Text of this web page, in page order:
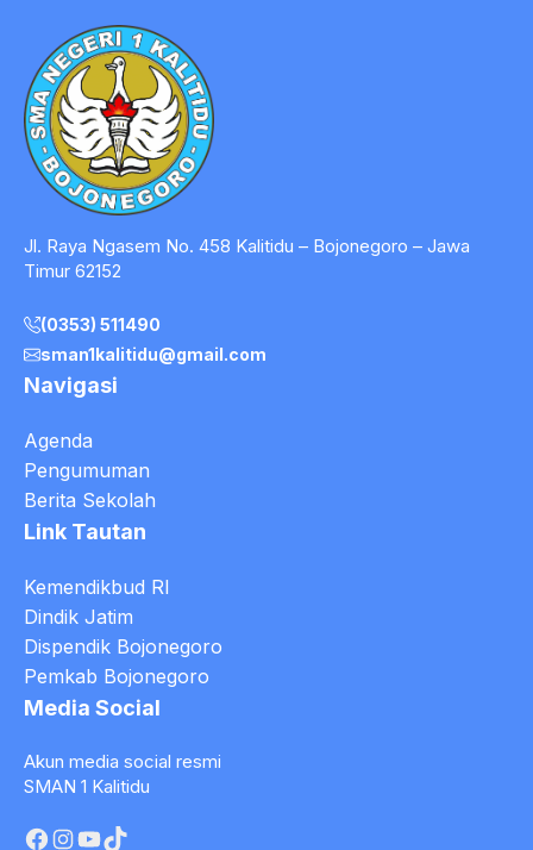
Jl. Raya Ngasem No. 458 Kalitidu – Bojonegoro – Jawa
Timur 62152
(0353) 511490
sman1kalitidu@gmail.com
Navigasi
Agenda
Pengumuman
Berita Sekolah
Link Tautan
Kemendikbud RI
Dindik Jatim
Dispendik Bojonegoro
Pemkab Bojonegoro
Media Social
Akun media social resmi
SMAN 1 Kalitidu
Facebook
Instagram
YouTube
TikTok